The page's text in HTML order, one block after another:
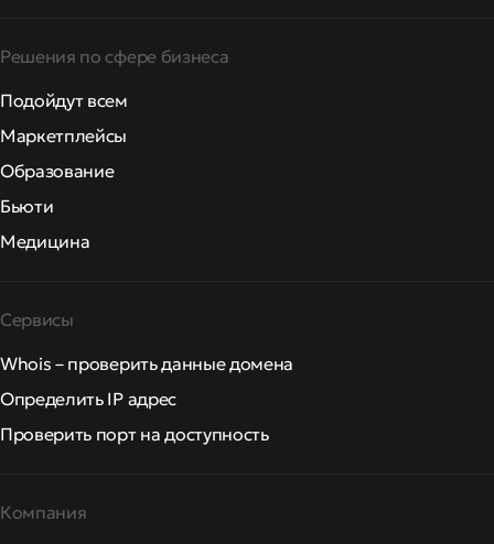
Решения по сфере бизнеса
Подойдут всем
Маркетплейсы
Образование
Бьюти
Медицина
Сервисы
Whois – проверить данные домена
Определить IP адрес
Проверить порт на доступность
Компания